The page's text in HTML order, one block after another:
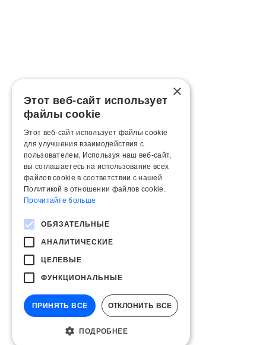
×
Этот веб-сайт использует
файлы cookie
Этот веб-сайт использует файлы cookie
для улучшения взаимодействия с
пользователем. Используя наш веб-сайт,
вы соглашаетесь на использование всех
файлов cookie в соответствии с нашей
Политикой в ​​отношении файлов cookie.
Прочитайте больше
ОБЯЗАТЕЛЬНЫЕ
АНАЛИТИЧЕСКИЕ
ЦЕЛЕВЫЕ
ФУНКЦИОНАЛЬНЫЕ
ПРИНЯТЬ ВСЕ ОТКЛОНИТЬ ВСЕ
ПОДРОБНЕЕ